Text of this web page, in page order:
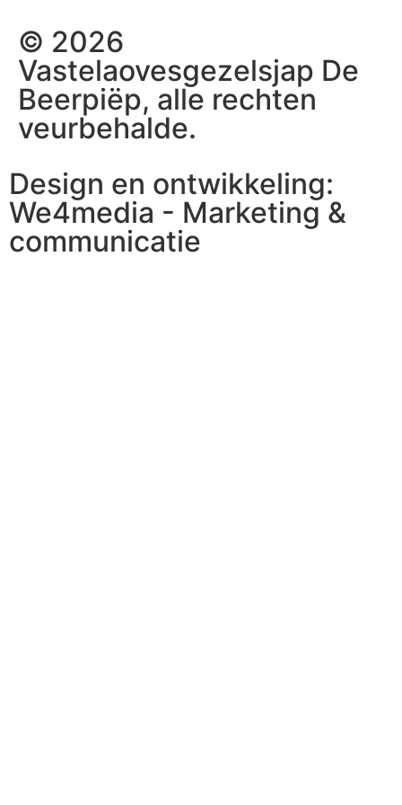
© 2026
Vastelaovesgezelsjap De
Beerpiëp, alle rechten
veurbehalde.
Design en ontwikkeling:
We4media - Marketing &
communicatie